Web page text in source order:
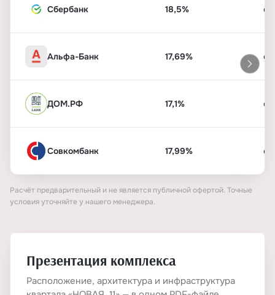
Сбербанк 18,5%
Альфа-Банк 17,69%
ДОМ.РФ 17,1%
Совкомбанк 17,99%
Расчёт предварительный и не является публичной офертой. Точные
условия уточняйте у нашего менеджера.
Презентация комплекса
Расположение, архитектура и инфраструктура